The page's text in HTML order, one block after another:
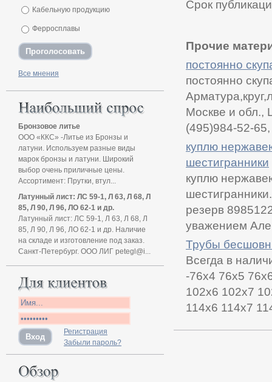
Срок
Прочие
постоянно
постоянно
Москве и обл.,
(495)984-52-
куплю
шестигранники
куплю
резерв
уважением
Трубы
Всегда в
-76х4 76х5
102х6 102х7
114х6 114х7
Кабельную продукцию
Ферросплавы
Все мнения
Бронзовое литье
ООО «ККС» -Литье из Бронзы и
латуни. Используем разные виды
марок бронзы и латуни. Широкий
выбор очень приличные цены.
Ассортимент: Прутки, втул...
Латунный лист: ЛС 59-1, Л 63, Л 68, Л
85, Л 90, Л 96, ЛО 62-1 и др.
Латунный лист: ЛС 59-1, Л 63, Л 68, Л
85, Л 90, Л 96, ЛО 62-1 и др. Наличие
на складе и изготовление под заказ.
Санкт-Петербург. ООО ЛИГ petegl@i...
Регистрация
Забыли пароль?